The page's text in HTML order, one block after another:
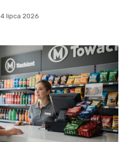
4 lipca 2026